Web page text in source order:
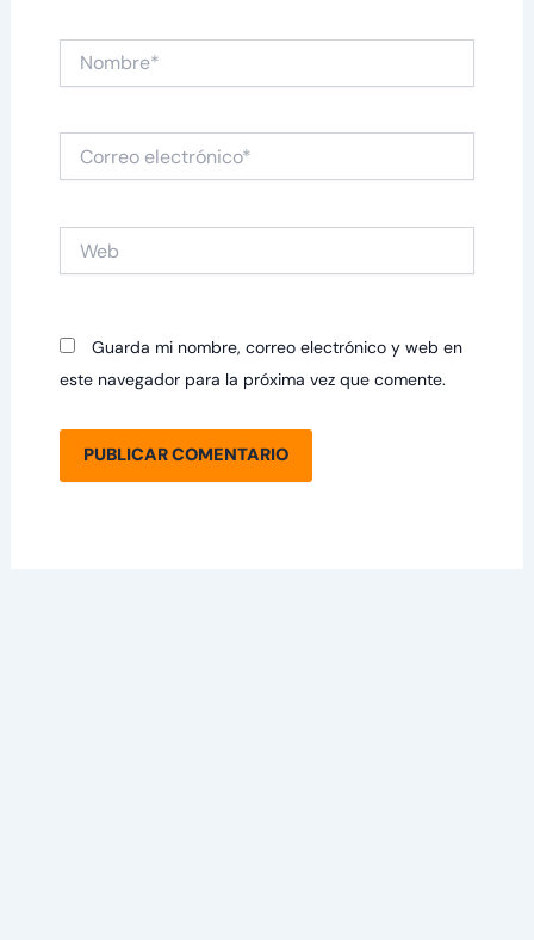
Nombre*
electrónico*
Guarda mi nombre, correo electrónico y web en
este navegador para la próxima vez que comente.